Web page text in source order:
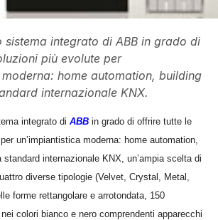
sistema integrato di ABB in grado di
più evolute per
moderna: home automation, building
internazionale KNX.
integrato di ABB in grado di offrire tutte le
un’impiantistica moderna: home automation,
internazionale KNX, un’ampia scelta di
diverse tipologie (Velvet, Crystal, Metal,
forme rettangolare e arrotondata, 150
colori bianco e nero comprendenti apparecchi